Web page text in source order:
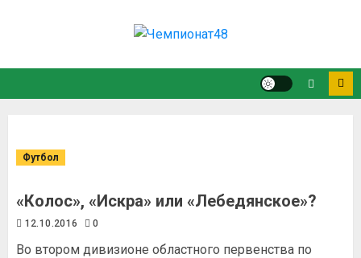
Футбол
«Колос», «Искра» или «Лебедянское»?
12.10.2016 0
Во втором дивизионе областного первенства по